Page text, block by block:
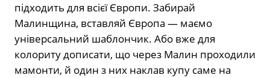
підходить для всієї Європи. Забирай
Малинщина, вставляй Європа — маємо
універсальний шаблончик. Або вже для
колориту дописати, що через Малин проходили
мамонти, й один з них наклав купу саме на